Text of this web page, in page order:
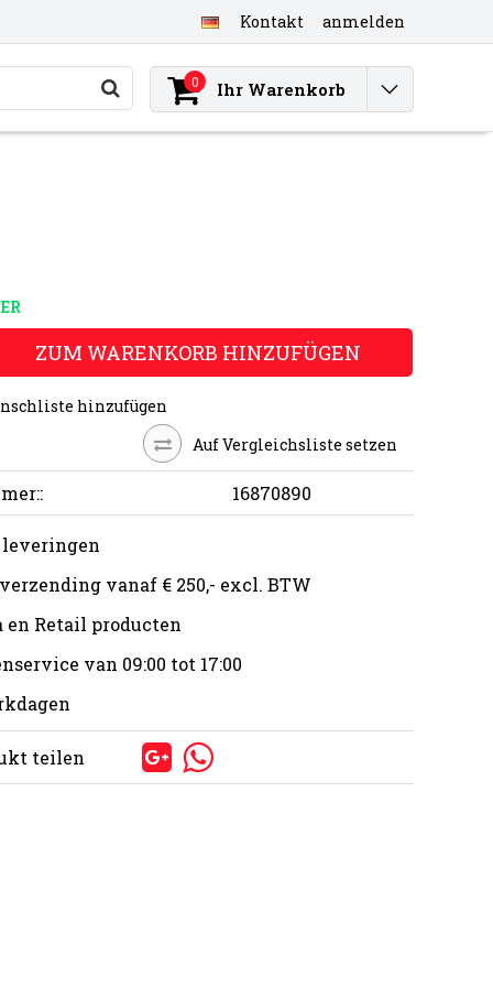
Kontakt anmelden
0 Ihr Warenkorb
ZUM WARENKORB HINZUFÜGEN
hinzufügen
Auf Vergleichsliste setzen
16870890
vanaf € 250,- excl. BTW
en Retail producten
van 09:00 tot 17:00
teilen